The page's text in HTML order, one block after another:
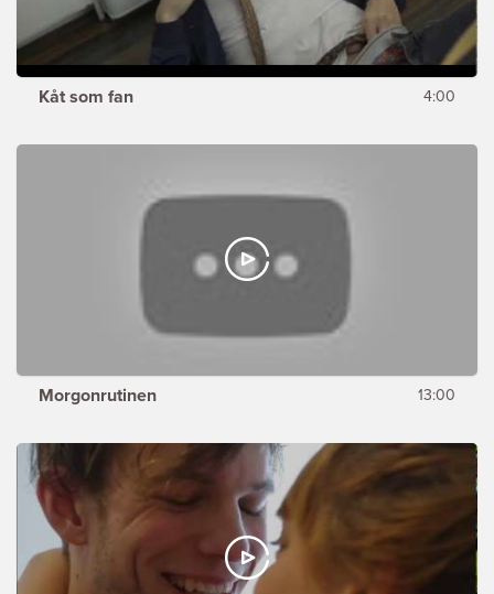
Kåt som fan 4:00
Morgonrutinen 13:00